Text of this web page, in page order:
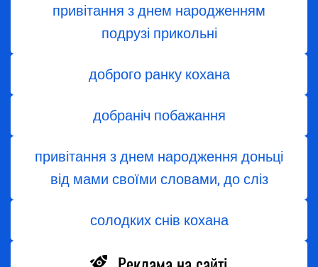
привітання з днем народженням
подрузі прикольні
доброго ранку кохана
добраніч побажання
привітання з днем народження доньці
від мами своїми словами, до сліз
солодких снів кохана